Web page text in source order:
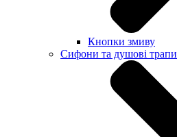
Кнопки змиву
Сифони та душові трапи